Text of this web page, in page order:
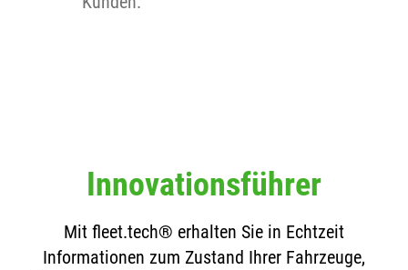
Innovationsführer
Mit fleet.tech® erhalten Sie in Echtzeit
Informationen zum Zustand Ihrer Fahrzeuge,